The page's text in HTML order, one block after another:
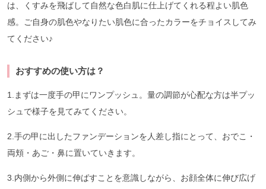
は、くすみを飛ばして自然な色白肌に仕上げてくれる程よい肌色
感。ご自身の肌色やなりたい肌色に合ったカラーをチョイスしてみ
てください♪
おすすめの使い方は？
1.まずは一度手の甲にワンプッシュ。量の調節が心配な方は半プッ
シュで様子を見てみてください。
2.手の甲に出したファンデーションを人差し指にとって、おでこ・
両頬・あご・鼻に置いていきます。
3.内側から外側に伸ばすことを意識しながら、お顔全体に伸び広げ